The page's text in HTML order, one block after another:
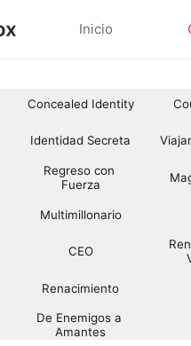
Inicio
Concealed Identity
Identidad Secreta
Regreso con
Fuerza
Multimillonario
CEO
Renacimiento
De Enemigos a
Amantes